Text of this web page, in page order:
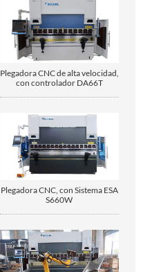
Plegadora CNC de alta velocidad,
con controlador DA66T
Plegadora CNC, con Sistema ESA
S660W